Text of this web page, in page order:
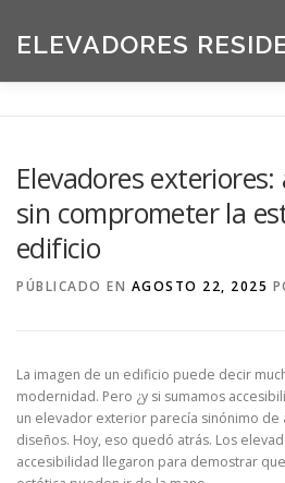
contenido
ELEVADORES
SOLICITE UNA COTIZACIÓN
ACERCA DE NOSOTROS
Elevadores
sin comprometer la
edificio
PÚBLICADO EN AGOSTO 22, 2025
La imagen de un edificio puede decir
modernidad. Pero ¿y si sumamos
un elevador exterior parecía sinónimo de
diseños. Hoy, eso quedó atrás. Los
accesibilidad llegaron para demostrar